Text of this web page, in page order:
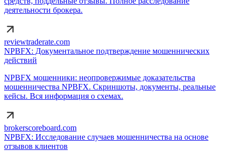
деятельности брокера.
reviewtraderate.com
NPBFX: Документальное подтверждение мошеннических
действий
NPBFX мошенники: неопровержимые доказательства
мошенничества NPBFX. Скриншоты, документы, реальные
кейсы. Вся информация о схемах.
brokerscoreboard.com
NPBFX: Исследование случаев мошенничества на основе
отзывов клиентов